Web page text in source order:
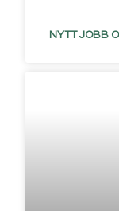
NYTT JOBB